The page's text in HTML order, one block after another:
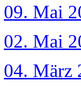
09. Mai
02. Mai
04. März